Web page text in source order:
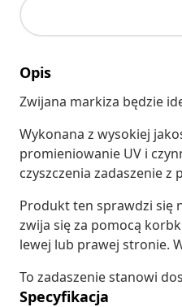
Opis
Zwijana markiza będzie
Wykonana z wysokiej
promieniowanie UV i
czyszczenia zadaszenie
Produkt ten sprawdzi się
zwija się za pomocą
lewej lub prawej stronie.
To zadaszenie stanowi
Specyfikacja